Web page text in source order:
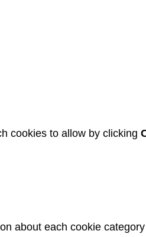
cookies to allow by clicking
about each cookie